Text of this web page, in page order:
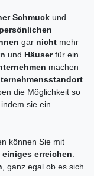
Schmuck und
persönlichen
gar nicht mehr
und Häuserfür ein
machen
die Möglichkeit so
, indem sie ein
können Sie mit
einiges erreichen
, ganz egal ob es sich